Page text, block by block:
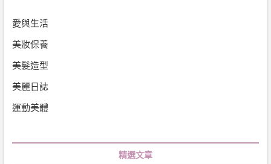
愛與生活
美妝保養
美髮造型
美麗日誌
運動美體
精選文章